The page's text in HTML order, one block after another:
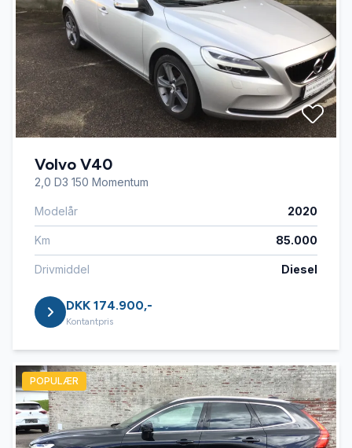
Volvo V40
2,0 D3 150 Momentum
Modelår 2020
Km 85.000
Drivmiddel Diesel
DKK 174.900,-
Kontantpris
POPULÆR